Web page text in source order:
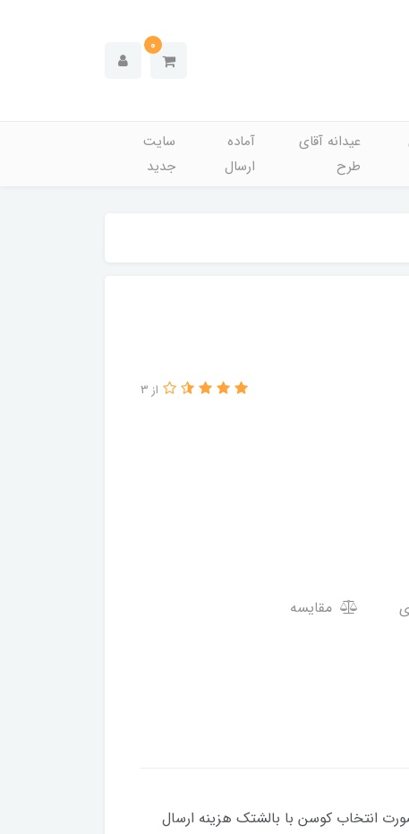
0
عیدانه آقای
طرح
آماده
ارسال
سایت
جدید
از 3
مقایسه
در صورت انتخاب کوسن با بالشتک هزینه ارسال